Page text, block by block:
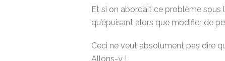
Et si on abordait ce problème sous
qu’épuisant alors que modifier de
Ceci ne veut absolument pas dire
Allons-y !